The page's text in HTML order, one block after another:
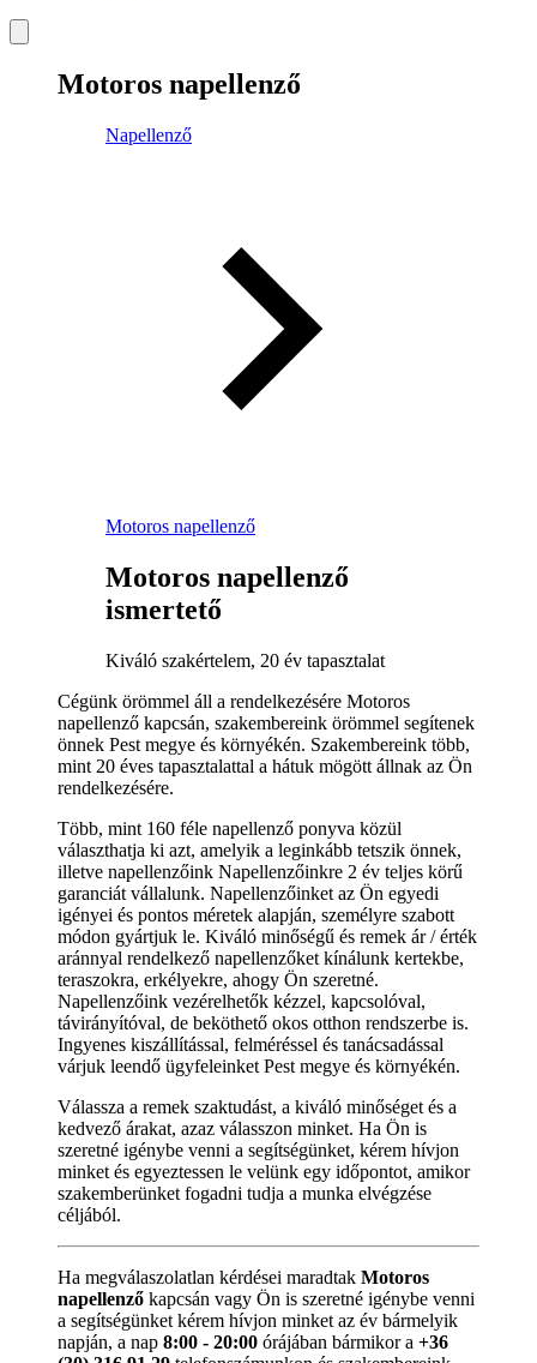
Motoros napellenző
Napellenző
Motoros napellenző
Motoros napellenző
ismertető
Kiváló szakértelem, 20 év tapasztalat
Cégünk örömmel áll a rendelkezésére Motoros
napellenző kapcsán, szakembereink örömmel segítenek
önnek Pest megye és környékén. Szakembereink több,
mint 20 éves tapasztalattal a hátuk mögött állnak az Ön
rendelkezésére.
Több, mint 160 féle napellenző ponyva közül
választhatja ki azt, amelyik a leginkább tetszik önnek,
illetve napellenzőink Napellenzőinkre 2 év teljes körű
garanciát vállalunk. Napellenzőinket az Ön egyedi
igényei és pontos méretek alapján, személyre szabott
módon gyártjuk le. Kiváló minőségű és remek ár / érték
aránnyal rendelkező napellenzőket kínálunk kertekbe,
teraszokra, erkélyekre, ahogy Ön szeretné.
Napellenzőink vezérelhetők kézzel, kapcsolóval,
távirányítóval, de beköthető okos otthon rendszerbe is.
Ingyenes kiszállítással, felméréssel és tanácsadással
várjuk leendő ügyfeleinket Pest megye és környékén.
Válassza a remek szaktudást, a kiváló minőséget és a
kedvező árakat, azaz válasszon minket. Ha Ön is
szeretné igénybe venni a segítségünket, kérem hívjon
minket és egyeztessen le velünk egy időpontot, amikor
szakemberünket fogadni tudja a munka elvégzése
céljából.
Ha megválaszolatlan kérdései maradtak Motoros
napellenző kapcsán vagy Ön is szeretné igénybe venni
a segítségünket kérem hívjon minket az év bármelyik
napján, a nap 8:00 - 20:00 órájában bármikor a +36